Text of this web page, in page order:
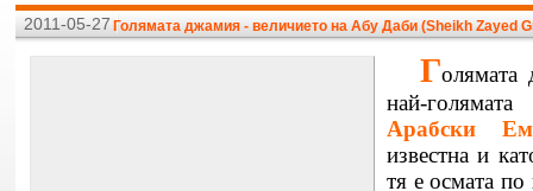
2011-05-27 Голямата джамия - величието на Абу Даби (Sheikh Zayed
Г
най-
Aрабски
известна и
тя е осмата